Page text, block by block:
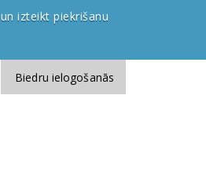
un izteikt piekrišanu
Biedru ielogošanās